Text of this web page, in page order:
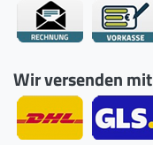
Wir versenden mit